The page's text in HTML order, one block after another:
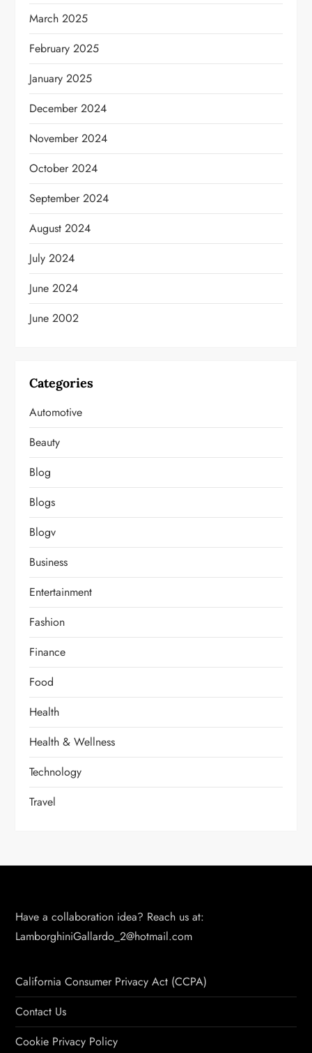
March 2025
February 2025
January 2025
December 2024
November 2024
October 2024
September 2024
August 2024
July 2024
June 2024
June 2002
Categories
Automotive
Beauty
Blog
Blogs
Blogv
Business
Entertainment
Fashion
Finance
Food
Health
Health & Wellness
Technology
Travel
Have a collaboration idea? Reach us at:
LamborghiniGallardo_2@hotmail.com
California Consumer Privacy Act (CCPA)
Contact Us
Cookie Privacy Policy